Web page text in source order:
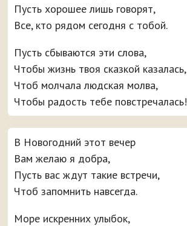
Пусть хорошее лишь говорят,
Все, кто рядом сегодня с тобой.
Пусть сбываются эти слова,
Чтобы жизнь твоя сказкой казалась,
Чтоб молчала людская молва,
Чтобы радость тебе повстречалась!
В Новогодний этот вечер
Вам желаю я добра,
Пусть вас ждут такие встречи,
Чтоб запомнить навсегда.
Море искренних улыбок,